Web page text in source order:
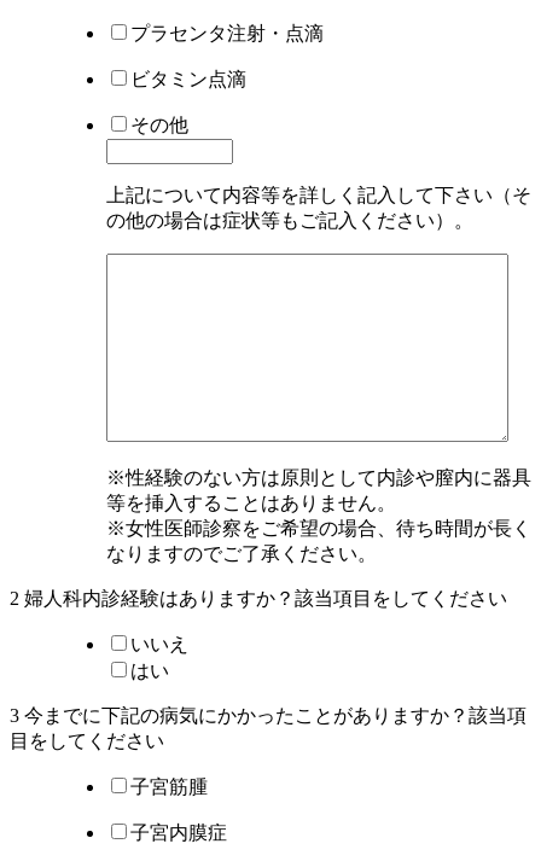
プラセンタ注射・点滴
ビタミン点滴
その他
上記について内容等を詳しく記入して下さい（そ
の他の場合は症状等もご記入ください）。
※性経験のない方は原則として内診や膣内に器具
等を挿入することはありません。
※女性医師診察をご希望の場合、待ち時間が長く
なりますのでご了承ください。
2 婦人科内診経験はありますか？該当項目を してください
いいえ
はい
3 今までに下記の病気にかかったことがありますか？該当項
目を してください
子宮筋腫
子宮内膜症